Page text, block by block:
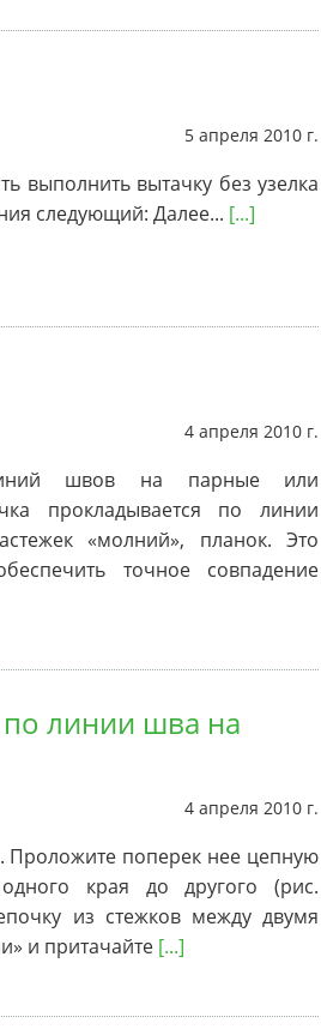
5 апреля 2010 г.
выполнить вытачку без узелка
следующий: Далее... [...]
4 апреля 2010 г.
швов на парные или
прокладывается по линии
«молний», планок. Это
точное совпадение
линии шва на
4 апреля 2010 г.
Проложите поперек нее цепную
края до другого (рис.
из стежков между двумя
и притачайте [...]